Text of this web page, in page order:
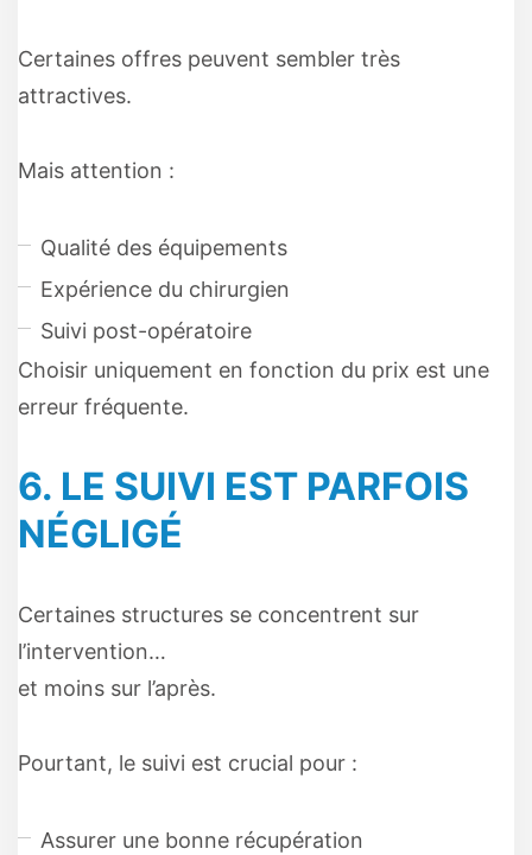
Certaines offres peuvent sembler très
attractives.
Mais attention :
Qualité des équipements
Expérience du chirurgien
Suivi post-opératoire
Choisir uniquement en fonction du prix est une
erreur fréquente.
6. LE SUIVI EST PARFOIS
NÉGLIGÉ
Certaines structures se concentrent sur
l’intervention…
et moins sur l’après.
Pourtant, le suivi est crucial pour :
Assurer une bonne récupération